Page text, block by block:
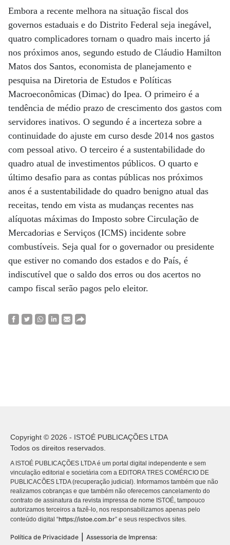
Embora a recente melhora na situação fiscal dos
governos estaduais e do Distrito Federal seja inegável,
quatro complicadores tornam o quadro mais incerto já
nos próximos anos, segundo estudo de Cláudio Hamilton
Matos dos Santos, economista de planejamento e
pesquisa na Diretoria de Estudos e Políticas
Macroeconômicas (Dimac) do Ipea. O primeiro é a
tendência de médio prazo de crescimento dos gastos com
servidores inativos. O segundo é a incerteza sobre a
continuidade do ajuste em curso desde 2014 nos gastos
com pessoal ativo. O terceiro é a sustentabilidade do
quadro atual de investimentos públicos. O quarto e
último desafio para as contas públicas nos próximos
anos é a sustentabilidade do quadro benigno atual das
receitas, tendo em vista as mudanças recentes nas
alíquotas máximas do Imposto sobre Circulação de
Mercadorias e Serviços (ICMS) incidente sobre
combustíveis. Seja qual for o governador ou presidente
que estiver no comando dos estados e do País, é
indiscutível que o saldo dos erros ou dos acertos no
campo fiscal serão pagos pelo eleitor.
Copyright © 2026 - ISTOÉ PUBLICAÇÕES LTDA
Todos os direitos reservados.
A ISTOÉ PUBLICAÇÕES LTDA é um portal digital independente e sem
vinculação editorial e societária com a EDITORA TRES COMÉRCIO DE
PUBLICACÕES LTDA (recuperação judicial). Informamos também que não
realizamos cobranças e que também não oferecemos cancelamento do
contrato de assinatura da revista impressa de nome ISTOÉ, tampouco
autorizamos terceiros a fazê-lo, nos responsabilizamos apenas pelo
conteúdo digital “https://istoe.com.br” e seus respectivos sites.
Política de Privacidade Assessoria de Imprensa: